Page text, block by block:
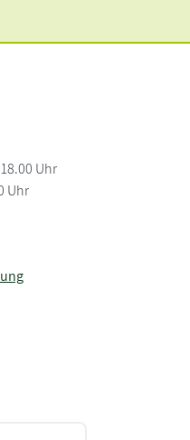
Uhr
Uhr